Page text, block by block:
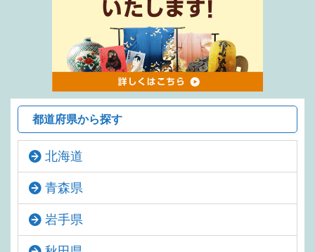
都道府県から探す
北海道
青森県
岩手県